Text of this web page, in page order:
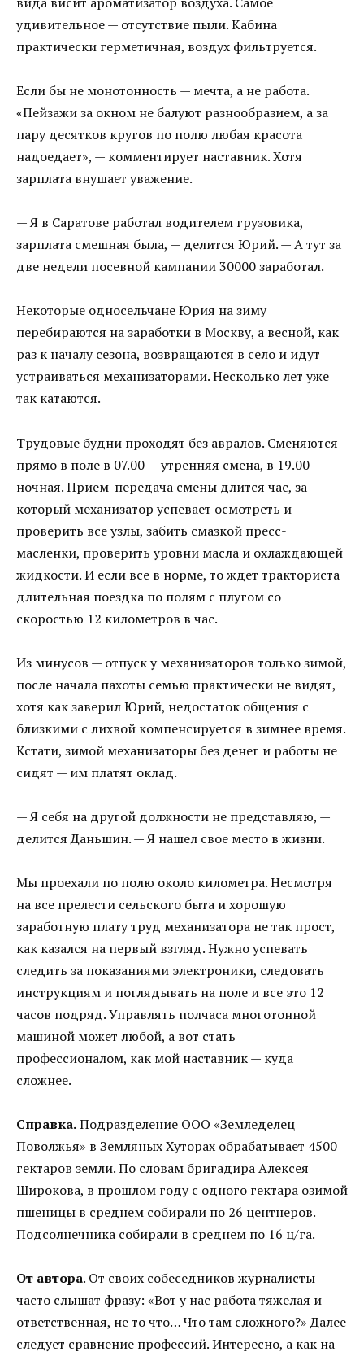
удивительное — отсутствие пыли. Кабина
практически герметичная, воздух фильтруется.
Если бы не монотонность — мечта, а не работа.
«Пейзажи за окном не балуют разнообразием, а за
пару десятков кругов по полю любая красота
надоедает», — комментирует наставник. Хотя
зарплата внушает уважение.
— Я в Саратове работал водителем грузовика,
зарплата смешная была, — делится Юрий. — А тут за
две недели посевной кампании 30000 заработал.
Некоторые односельчане Юрия на зиму
перебираются на заработки в Москву, а весной, как
раз к началу сезона, возвращаются в село и идут
устраиваться механизаторами. Несколько лет уже
так катаются.
Трудовые будни проходят без авралов. Сменяются
прямо в поле в 07.00 — утренняя смена, в 19.00 —
ночная. Прием-передача смены длится час, за
который механизатор успевает осмотреть и
проверить все узлы, забить смазкой пресс-
масленки, проверить уровни масла и охлаждающей
жидкости. И если все в норме, то ждет тракториста
длительная поездка по полям с плугом со
скоростью 12 километров в час.
Из минусов — отпуск у механизаторов только зимой,
после начала пахоты семью практически не видят,
хотя как заверил Юрий, недостаток общения с
близкими с лихвой компенсируется в зимнее время.
Кстати, зимой механизаторы без денег и работы не
сидят — им платят оклад.
— Я себя на другой должности не представляю, —
делится Даньшин. — Я нашел свое место в жизни.
Мы проехали по полю около километра. Несмотря
на все прелести сельского быта и хорошую
заработную плату труд механизатора не так прост,
как казался на первый взгляд. Нужно успевать
следить за показаниями электроники, следовать
инструкциям и поглядывать на поле и все это 12
часов подряд. Управлять полчаса многотонной
машиной может любой, а вот стать
профессионалом, как мой наставник — куда
сложнее.
Справка.Подразделение ООО «Земледелец
Поволжья» в Земляных Хуторах обрабатывает 4500
гектаров земли. По словам бригадира Алексея
Широкова, в прошлом году с одного гектара озимой
пшеницы в среднем собирали по 26 центнеров.
Подсолнечника собирали в среднем по 16 ц/га.
От автора. От своих собеседников журналисты
часто слышат фразу: «Вот у нас работа тяжелая и
ответственная, не то что… Что там сложного?» Далее
следует сравнение профессий. Интересно, а как на